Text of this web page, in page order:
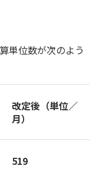
単位数が次のよう
改定後（単位／
月）
519